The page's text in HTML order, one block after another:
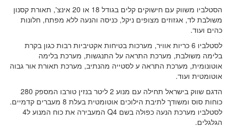
הסטלביו משווק עם חישוקים קלים בגודל 18 או 20 אינצ', תאורת קסנון
משולבת לד, אגזוזים מצופים ניקל, כניסה והנעה ללא מפתח, חלונות
כהים ועוד.
לסטלביו 6 כריות אוויר, מערכות בטיחות אקטיביות רבות כגון בקרת
בלימה משולבת, מערכת התראה על התנגשות, מערכת בלימה
אוטונומית, מערכת התראה ע לסטייה מהנתיב, מערכת תאורת אור גבוה
אוטומטית ועוד.
הדגם שווק בישראל תחילה עם מנוע 2 ליטר בנזין טורבו המספק 280
כוחות סוס ומשודך לתיבת הילוכים אוטומטית בעלת 8 מעברים קדמיים.
לסטלביו מערכת הנעה כפולה בשם Q4 המעבירה את כוח המנוע ל4
הגלגלים.